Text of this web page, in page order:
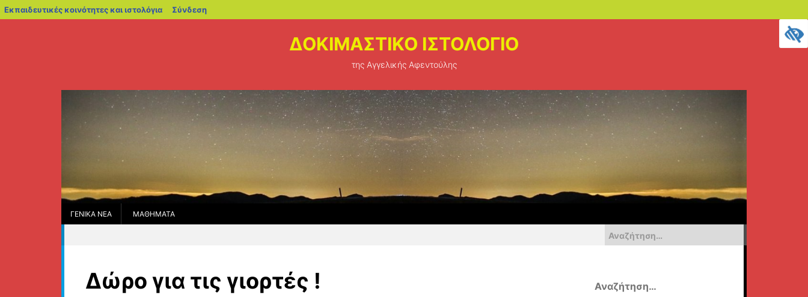
ΔΟΚΙΜΑΣΤΙΚΟ ΙΣΤΟΛΟΓΙΟ
της Αγγελικής Αφεντούλης
ΓΕΝΙΚΆ ΝΈΑ ΜΑΘΗΜΑΤΑ
για:
Δώρο για τις γιορτές !
για:
Εκπαιδευτικές κοινότητες και ιστολόγια blogs.sch.gr
Σύνδεση